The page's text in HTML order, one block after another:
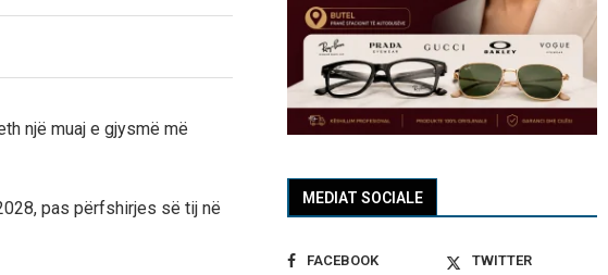
një muaj e gjysmë më
pas përfshirjes së tij në
MEDIAT SOCIALE
FACEBOOK
TWITTER